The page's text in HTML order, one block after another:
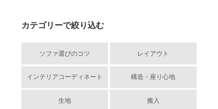
カテゴリーで絞り込む
ソファ選びのコツ レイアウト
インテリアコーディネート 構造・座り心地
生地 搬入